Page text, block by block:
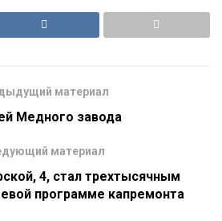
материал
Медного завода
материал
4, стал трехтысячным
программе капремонта